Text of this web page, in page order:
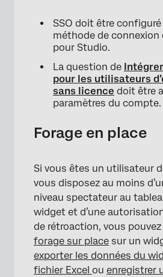
SSO doit être
méthode de
pour Studio.
La question de
pour les utilisateurs
sans licence doit être
paramètres du compte.
Forage en place
Si vous êtes un utilisateur
vous disposez au moins
niveau spectateur au
widget et d’une
de rétroaction, vous pouvez
forage sur place sur un
exporter les données du
fichier Excel ou enregistrer